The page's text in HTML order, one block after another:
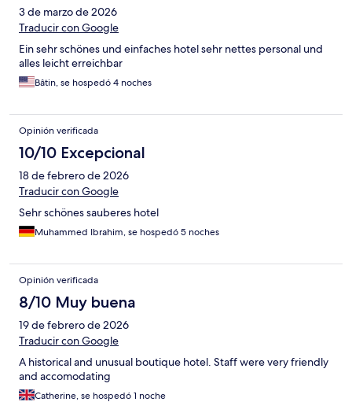
3 de marzo de 2026
Traducir con Google
Ein sehr schönes und einfaches hotel sehr nettes personal und
alles leicht erreichbar
Bâtin, se hospedó 4 noches
Opinión verificada
10/10 Excepcional
18 de febrero de 2026
Traducir con Google
Sehr schönes sauberes hotel
Muhammed Ibrahim, se hospedó 5 noches
Opinión verificada
8/10 Muy buena
19 de febrero de 2026
Traducir con Google
A historical and unusual boutique hotel. Staff were very friendly
and accomodating
Catherine, se hospedó 1 noche